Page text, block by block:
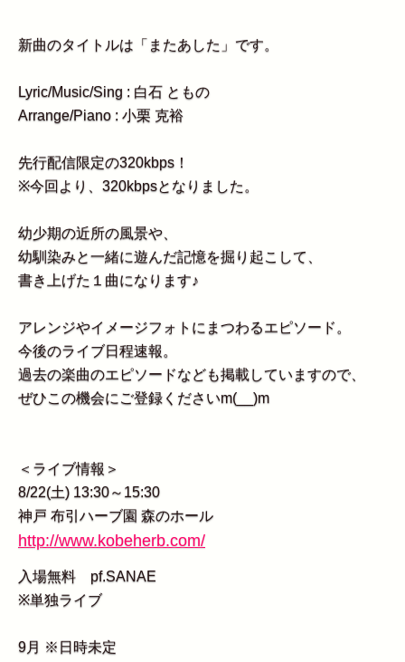
新曲のタイトルは「またあした」です。
Lyric/Music/Sing : 白石 ともの
Arrange/Piano : 小栗 克裕
先行配信限定の320kbps！
※今回より、320kbpsとなりました。
幼少期の近所の風景や、
幼馴染みと一緒に遊んだ記憶を掘り起こして、
書き上げた１曲になります♪
アレンジやイメージフォトにまつわるエピソード。
今後のライブ日程速報。
過去の楽曲のエピソードなども掲載していますので、
ぜひこの機会にご登録くださいm(__)m
＜ライブ情報＞
8/22(土) 13:30～15:30
神戸 布引ハーブ園 森のホール
http://www.kobeherb.com/
入場無料 pf.SANAE
※単独ライブ
9月 ※日時未定